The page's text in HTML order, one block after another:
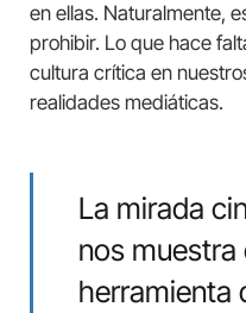
en ellas. Naturalmente,
prohibir. Lo que hace
cultura crítica en
realidades mediáticas.
La mirada
nos muestra
herramienta